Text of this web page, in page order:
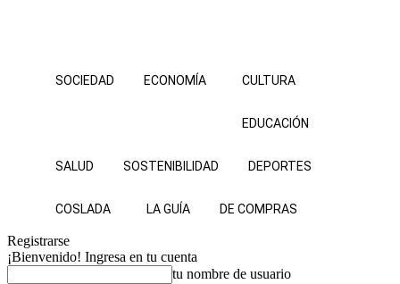
SOCIEDAD ECONOMÍA CULTURA
EDUCACIÓN
SALUD SOSTENIBILIDAD DEPORTES
COSLADA LA GUÍA DE COMPRAS
Registrarse
¡Bienvenido! Ingresa en tu cuenta
tu nombre de usuario